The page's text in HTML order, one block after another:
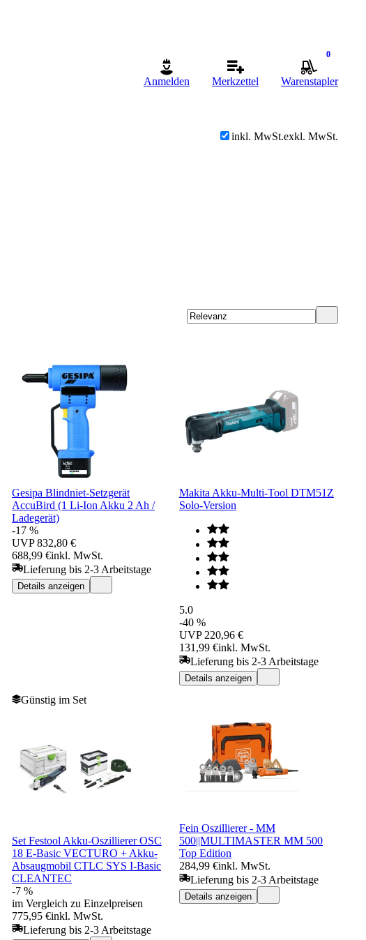
Anmelden Merkzettel
0
Warenstapler
inkl. MwSt.exkl. MwSt.
Gesipa Blindniet-Setzgerät
AccuBird (1 Li-Ion Akku 2 Ah /
Ladegerät)
-17 %
UVP 832,80 €
688,99 €inkl. MwSt.
Lieferung bis 2-3 Arbeitstage
Details anzeigen
Makita Akku-Multi-Tool DTM51Z
Solo-Version
5.0
-40 %
UVP 220,96 €
131,99 €inkl. MwSt.
Lieferung bis 2-3 Arbeitstage
Details anzeigen
Günstig im Set
Set Festool Akku-Oszillierer OSC
18 E-Basic VECTURO + Akku-
Absaugmobil CTLC SYS I-Basic
CLEANTEC
-7 %
im Vergleich zu Einzelpreisen
775,95 €inkl. MwSt.
Lieferung bis 2-3 Arbeitstage
Fein Oszillierer - MM
500||MULTIMASTER MM 500
Top Edition
284,99 €inkl. MwSt.
Lieferung bis 2-3 Arbeitstage
Details anzeigen